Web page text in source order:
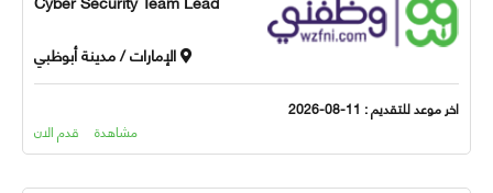
الإمارات / مدينة أبوظبي
للتقديم : 11-08-2026
قدم الان